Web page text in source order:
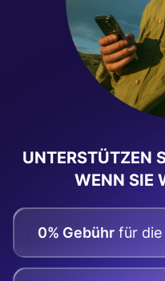
UNTERSTÜTZEN
WENN SIE
0% Gebühr für die